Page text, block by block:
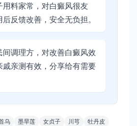
用料家常，对白癜风很友
反馈改善，安全无负担。
间调理方，对改善白癜风效
戚亲测有效，分享给有需要
乌 墨旱莲 女贞子 川芎
牡丹皮